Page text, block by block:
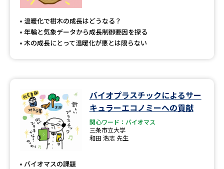
温暖化で樹木の成長はどうなる？
年輪と気象データから成長制御要因を探る
木の成長にとって温暖化が悪とは限らない
バイオプラスチックによるサー
キュラーエコノミーへの貢献
関心ワード：バイオマス
三条市立大学
和田 浩志 先生
バイオマスの課題